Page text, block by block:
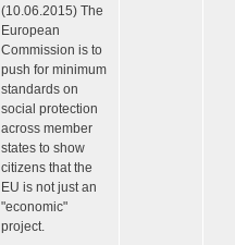
(10.06.2015) The
European
Commission is to
push for minimum
standards on
social protection
across member
states to show
citizens that the
EU is not just an
"economic"
project.